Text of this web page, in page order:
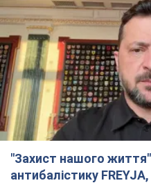
"Захист нашого
антибалістику FREYJA,